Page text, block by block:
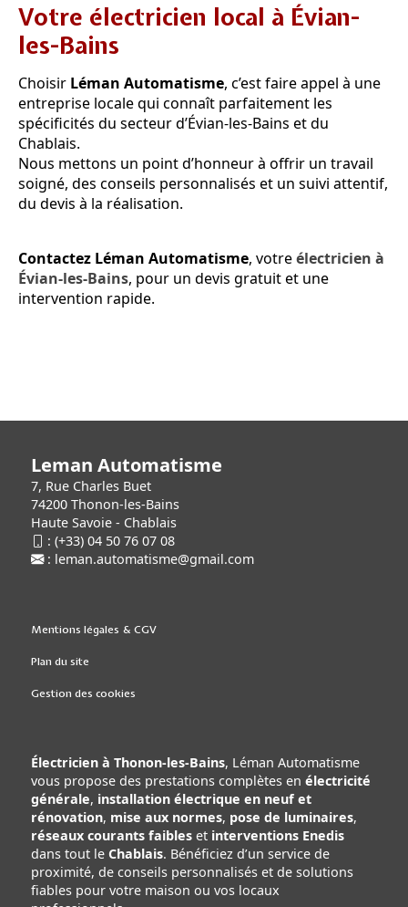
Votre électricien local à Évian-
les-Bains
Choisir Léman Automatisme, c’est faire appel à une
entreprise locale qui connaît parfaitement les
spécificités du secteur d’Évian-les-Bains et du
Chablais.
Nous mettons un point d’honneur à offrir un travail
soigné, des conseils personnalisés et un suivi attentif,
du devis à la réalisation.
Contactez Léman Automatisme, votreélectricien à
Évian-les-Bains, pour un devis gratuit et une
intervention rapide.
Leman Automatisme
7, Rue Charles Buet
74200 Thonon-les-Bains
Haute Savoie - Chablais
: (+33) 04 50 76 07 08
: leman.automatisme@gmail.com
Mentions légales & CGV
Plan du site
Gestion des cookies
Électricien à Thonon-les-Bains, Léman Automatisme
vous propose des prestations complètes en électricité
générale, installation électrique en neuf et
rénovation, mise aux normes, pose de luminaires,
réseaux courants faibles et interventions Enedis
dans tout le Chablais. Bénéficiez d’un service de
proximité, de conseils personnalisés et de solutions
fiables pour votre maison ou vos locaux